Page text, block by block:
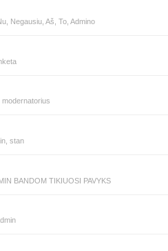
, Negausiu, Aš To, Admino
modernatorius
, stan
BANDOM TIKIUOSI PAVYKS